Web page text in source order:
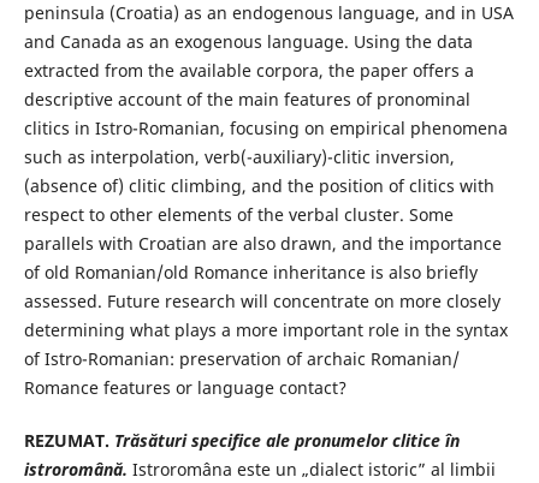
peninsula (Croatia) as an endogenous language, and in USA
and Canada as an exogenous language. Using the data
extracted from the available corpora, the paper offers a
descriptive account of the main features of pronominal
clitics in Istro-Romanian, focusing on empirical phenomena
such as interpolation, verb(-auxiliary)-clitic inversion,
(absence of) clitic climbing, and the position of clitics with
respect to other elements of the verbal cluster. Some
parallels with Croatian are also drawn, and the importance
of old Romanian/old Romance inheritance is also briefly
assessed. Future research will concentrate on more closely
determining what plays a more important role in the syntax
of Istro-Romanian: preservation of archaic Romanian/
Romance features or language contact?
REZUMAT. Trăsături specifice ale pronumelor clitice în
istroromână. Istroromâna este un „dialect istoric” al limbii